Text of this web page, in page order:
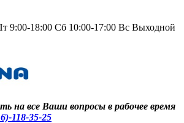
9:00-18:00 Сб 10:00-17:00 Вс Выходной
на все Ваши вопросы в рабочее время
118-35-25